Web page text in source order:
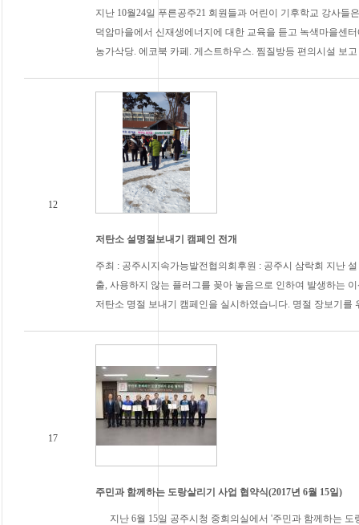
지난 10월24일 푸른공주21 회원들과 어린이 기후학교 강사
덕암마을에서 신재생에너지에 대한 교육을 듣고 녹색마을센
농가삭당. 에코북 카페. 게스트하우스. 찜질방등 편의시설 보
12
저탄소 설명절보내기 캠페인 전개
주최 : 공주시지속가능발전협의회후원 : 공주시 삼락회 지난
출, 사용하지 않는 플러그를 꽂아 놓음으로 인하여 발생하는
저탄소 명절 보내기 캠페인을 실시하였습니다. 명절 장보기
17
주민과 함께하는 도랑살리기 사업 협약식(2017년 6월 15일)
지난 6월 15일 공주시청 중회의실에서 '주민과 함께하는